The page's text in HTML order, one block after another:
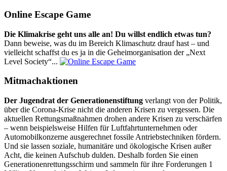
Online Escape Game
Die Klimakrise geht uns alle an! Du willst endlich etwas tun?
Dann beweise, was du im Bereich Klimaschutz drauf hast – und
vielleicht schaffst du es ja in die Geheimorganisation der „Next
Level Society“...
Mitmachaktionen
Der Jugendrat der Generationenstiftung verlangt von der Politik,
über die Corona-Krise nicht die anderen Krisen zu vergessen. Die
aktuellen Rettungsmaßnahmen drohen andere Krisen zu verschärfen
– wenn beispielsweise Hilfen für Luftfahrtunternehmen oder
Automobilkonzerne ausgerechnet fossile Antriebstechniken fördern.
Und sie lassen soziale, humanitäre und ökologische Krisen außer
Acht, die keinen Aufschub dulden. Deshalb forden Sie einen
Generationenrettungsschirm und sammeln für ihre Forderungen 1